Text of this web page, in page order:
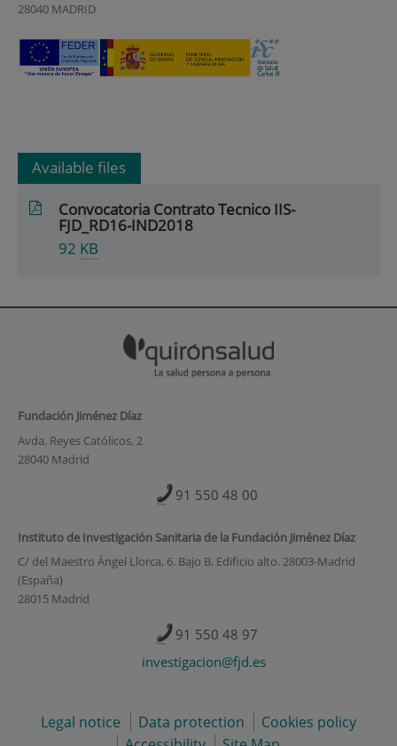
28040 MADRID
Available files
Convocatoria Contrato Tecnico IIS-
FJD_RD16-IND2018
92 KB
Fundación Jiménez Díaz
Avda. Reyes Católicos, 2
28040 Madrid
91 550 48 00
Instituto de Investigación Sanitaria de la Fundación Jiménez Díaz
C/ del Maestro Ángel Llorca, 6. Bajo B. Edificio alto. 28003-Madrid
(España)
28015 Madrid
91 550 48 97
investigacion@fjd.es
Legal notice Data protection
Cookies policy